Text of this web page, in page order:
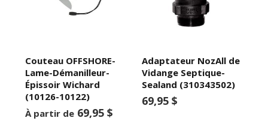
Couteau OFFSHORE-
Lame-Démanilleur-
Épissoir Wichard
(10126-10122)
À partir de 69,95 $
Adaptateur NozAll de
Vidange Septique-
Sealand (310343502)
69,95 $